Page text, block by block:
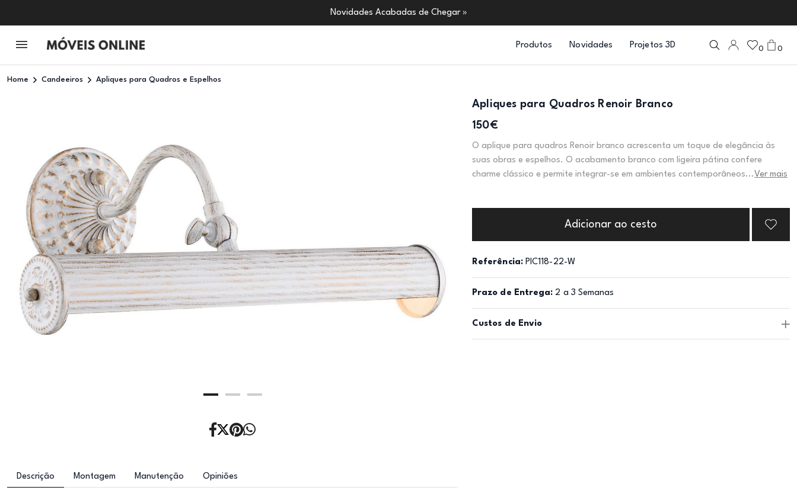
Novidades Acabadas de Chegar »
Produtos Novidades Projetos 3D 0 0
Home Candeeiros Apliques para Quadros e Espelhos
Apliques para Quadros Renoir Branco
150€
O aplique para quadros Renoir branco acrescenta um toque de elegância às
suas obras e espelhos. O acabamento branco com ligeira pátina confere
charme clássico e permite integrar-se em ambientes contemporâneos... Ver mais
Adicionar ao cesto
Referência: PIC118-22-W
Prazo de Entrega: 2 a 3 Semanas
Custos de Envio
Descrição Montagem Manutenção Opiniões